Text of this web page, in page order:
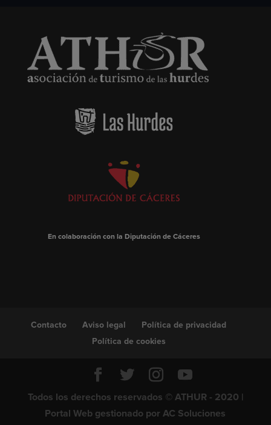
En colaboración con la Diputación de Cáceres
Contacto Aviso legal
Política de privacidad
Política de cookies
Todos los derechos reservados © ATHUR - 2020 |
Portal Web gestionado porAC Soluciones